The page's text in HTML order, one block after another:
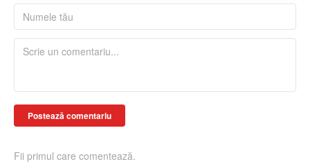
Postează comentariu
Fii primul care comentează.